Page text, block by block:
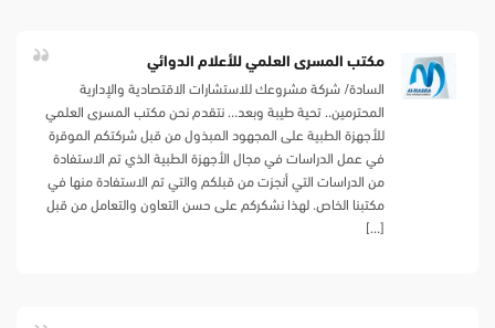
مكتب المسرى العلمي للأعلام الدوائي
السادة/ شركة مشروعك للاستشارات الاقتصادية والإدارية
المحترمين.. تحية طيبة وبعد… نتقدم نحن مكتب المسرى العلمي
للأجهزة الطبية على المجهود المبذول من قبل شركتكم الموقرة
في عمل الدراسات في مجال الأجهزة الطبية الذي تم الاستفادة
من الدراسات التي أنجزت من قبلكم والتي تم الاستفادة منها في
مكتبنا الخاص. لهذا نشكركم على حسن التعاون والتعامل من قبل
[…]